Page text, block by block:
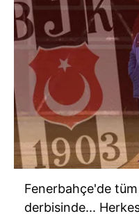
Fenerbahçe'de
derbisinde...